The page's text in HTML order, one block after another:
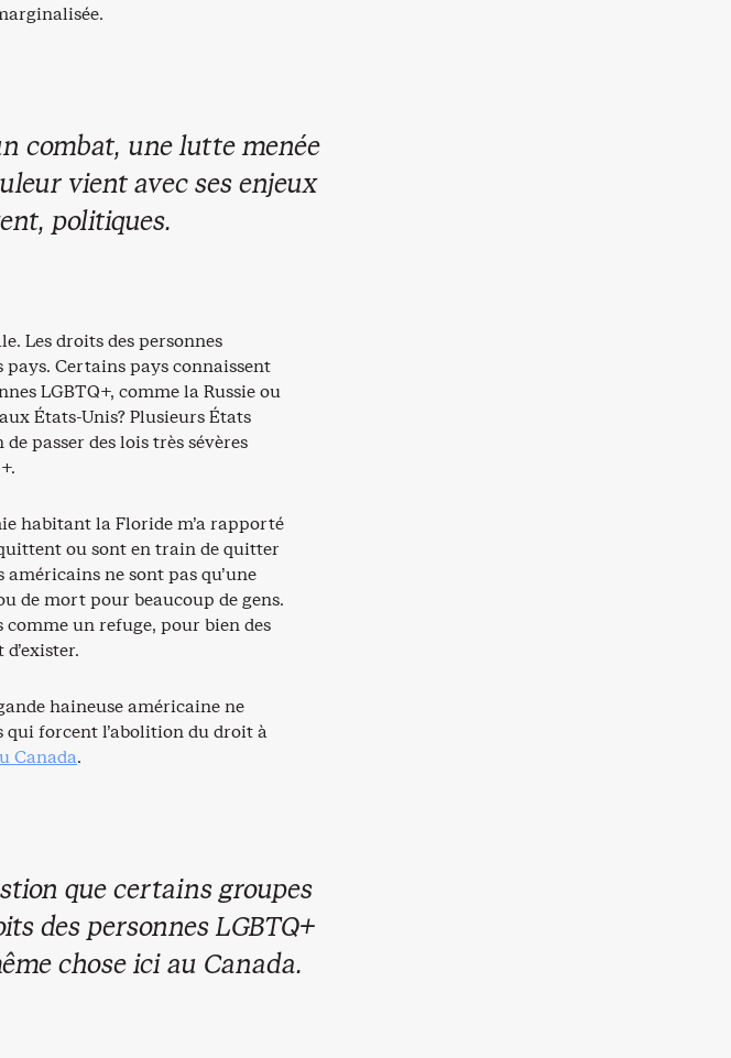
combat, une lutte menée
vient avec ses enjeux
politiques.
Les droits des personnes
Certains pays connaissent
LGBTQ+, comme la Russie ou
États-Unis? Plusieurs États
passer des lois très sévères
habitant la Floride m’a rapporté
ou sont en train de quitter
ne sont pas qu’une
de mort pour beaucoup de gens.
un refuge, pour bien des
haineuse américaine ne
qui forcent l’abolition du droit à
Canada.
que certains groupes
des personnes LGBTQ+
chose ici au Canada.